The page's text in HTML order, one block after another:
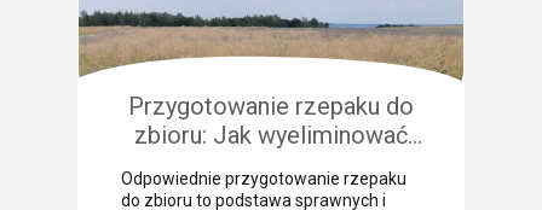
Odpowiednio dobrana strategia
pozwala roślinom odbudować kondycję
fizjologiczną. Pozwijane […]
Przygotowanie rzepaku do
zbioru: Jak wyeliminować
chwasty i obniżyć koszty żniw?
Odpowiednie przygotowanie rzepaku
do zbioru to podstawa sprawnych i